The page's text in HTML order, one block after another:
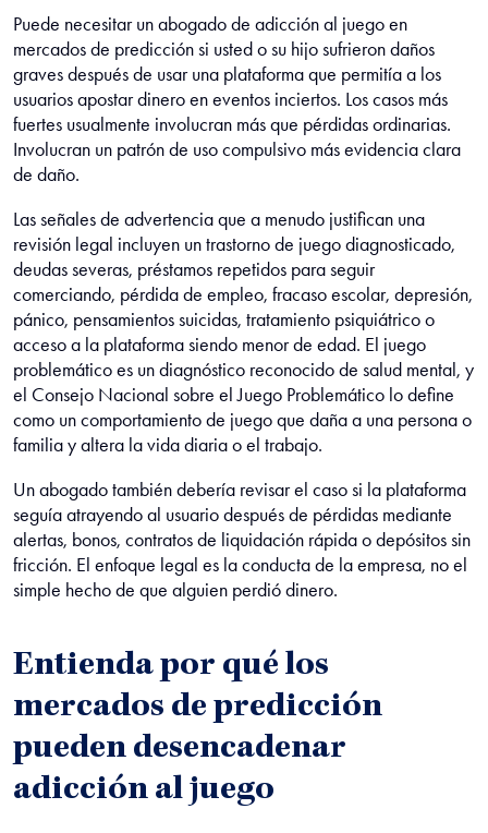
Puede necesitar un abogado de adicción al juego en
mercados de predicción si usted o su hijo sufrieron daños
graves después de usar una plataforma que permitía a los
usuarios apostar dinero en eventos inciertos. Los casos más
fuertes usualmente involucran más que pérdidas ordinarias.
Involucran un patrón de uso compulsivo más evidencia clara
de daño.
Las señales de advertencia que a menudo justifican una
revisión legal incluyen un trastorno de juego diagnosticado,
deudas severas, préstamos repetidos para seguir
comerciando, pérdida de empleo, fracaso escolar, depresión,
pánico, pensamientos suicidas, tratamiento psiquiátrico o
acceso a la plataforma siendo menor de edad. El juego
problemático es un diagnóstico reconocido de salud mental, y
el Consejo Nacional sobre el Juego Problemático lo define
como un comportamiento de juego que daña a una persona o
familia y altera la vida diaria o el trabajo.
Un abogado también debería revisar el caso si la plataforma
seguía atrayendo al usuario después de pérdidas mediante
alertas, bonos, contratos de liquidación rápida o depósitos sin
fricción. El enfoque legal es la conducta de la empresa, no el
simple hecho de que alguien perdió dinero.
Entienda por qué los
mercados de predicción
pueden desencadenar
adicción al juego